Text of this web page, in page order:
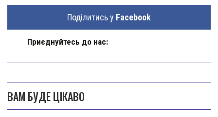
Поділитись у Facebook
Приєднуйтесь до нас:
ВАМ БУДЕ ЦІКАВО